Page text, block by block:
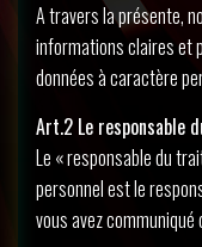
A travers la présente,
informations claires et
données à caractère
Art.2 Le responsable
Le « responsable du
personnel est le
vous avez communiqué